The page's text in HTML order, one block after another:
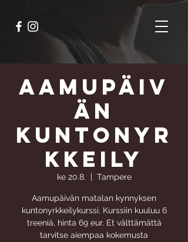
Aamupäiv
än
kuntonyr
kkeily
ke 20.8.
  |
Tampere
Aamupäivän matalan kynnyksen
kuntonyrkkeilykurssi. Kurssiin kuuluu 6
treeniä, hinta 69 eur. Et välttämättä
tarvitse aiempaa kokemusta